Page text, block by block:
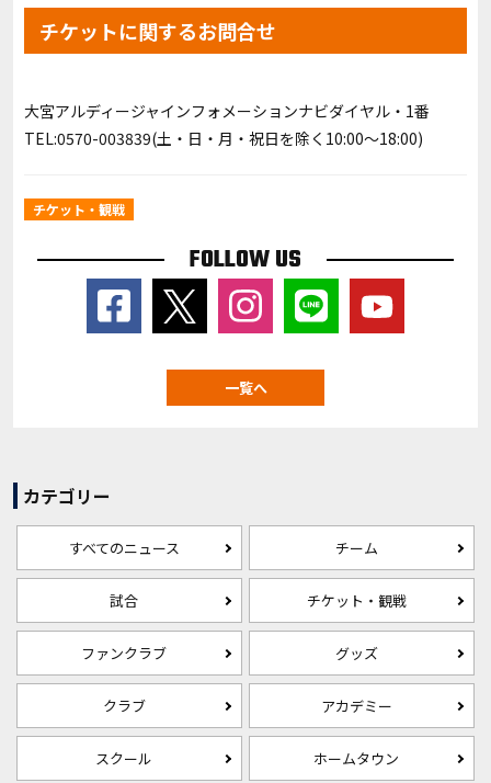
チケットに関するお問合せ
大宮アルディージャインフォメーションナビダイヤル・1番
TEL:0570-003839(土・日・月・祝日を除く10:00〜18:00)
チケット・観戦
FOLLOW US
一覧へ
カテゴリー
すべてのニュース チーム
試合 チケット・観戦
ファンクラブ グッズ
クラブ アカデミー
スクール ホームタウン